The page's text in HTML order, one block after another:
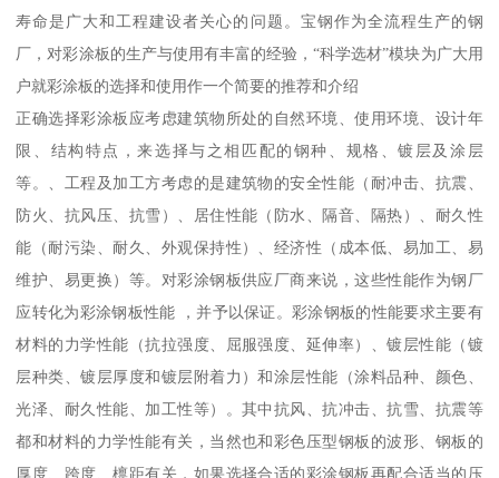
寿命是广大和工程建设者关心的问题。宝钢作为全流程生产的钢
厂，对彩涂板的生产与使用有丰富的经验，“科学选材”模块为广大用
户就彩涂板的选择和使用作一个简要的推荐和介绍
正确选择彩涂板应考虑建筑物所处的自然环境、使用环境、设计年
限、结构特点，来选择与之相匹配的钢种、规格、镀层及涂层
等。、工程及加工方考虑的是建筑物的安全性能（耐冲击、抗震、
防火、抗风压、抗雪）、居住性能（防水、隔音、隔热）、耐久性
能（耐污染、耐久、外观保持性）、经济性（成本低、易加工、易
维护、易更换）等。对彩涂钢板供应厂商来说，这些性能作为钢厂
应转化为彩涂钢板性能 ，并予以保证。彩涂钢板的性能要求主要有
材料的力学性能（抗拉强度、屈服强度、延伸率）、镀层性能（镀
层种类、镀层厚度和镀层附着力）和涂层性能（涂料品种、颜色、
光泽、耐久性能、加工性等）。其中抗风、抗冲击、抗雪、抗震等
都和材料的力学性能有关，当然也和彩色压型钢板的波形、钢板的
厚度、跨度、檩距有关，如果选择合适的彩涂钢板再配合适当的压